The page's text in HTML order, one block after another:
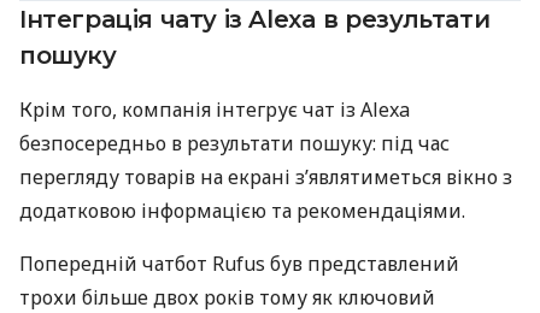
Інтеграція чату із Alexa в результати
пошуку
Крім того, компанія інтегрує чат із Alexa
безпосередньо в результати пошуку: під час
перегляду товарів на екрані з’являтиметься вікно з
додатковою інформацією та рекомендаціями.
Попередній чатбот Rufus був представлений
трохи більше двох років тому як ключовий